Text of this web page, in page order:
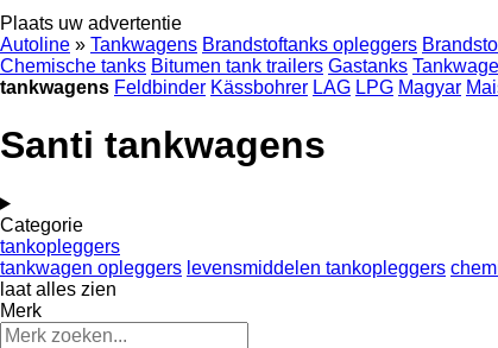
Plaats uw advertentie
Autoline » Tankwagens Brandstoftanks opleggers
Chemische tanks Bitumen tank trailers Gastanks
tankwagens Feldbinder Kässbohrer LAG LPG Magyar
Santi tankwagens
Categorie
tankopleggers
tankwagen opleggers levensmiddelen tankopleggers
laat alles zien
Merk